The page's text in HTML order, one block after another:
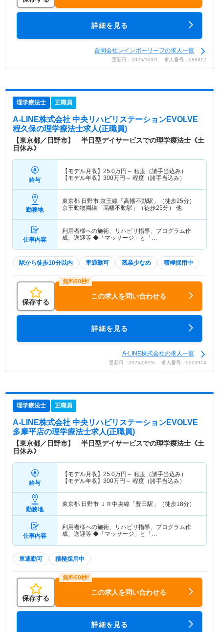
詳細を見る
合同会社レインボーリーフの求人一覧
更新日：2025/10/01 求人番号：588312
理学療法士 正職員
A-LINE株式会社 中央リハビリステーションEVOLVE
程久保の理学療法士求人(正職員)
【東京都／日野市】 半日型デイサービスでの理学療法士《土
日休み》
給与
【モデル月収】 25.0万円～ 程度（諸手当込み）
【モデル年収】 300万円～ 程度（諸手当込み）
勤務地
東京都 日野市 京王線「高幡不動駅」（徒歩25分）
京王動物園線「高幡不動駅」（徒歩25分） 他
仕事内容
利用者様への施術、リハビリ指導、プログラム作
成、送迎等 ◆「マッサージ」と「…
駅から徒歩10分以内 車通勤可 残業少なめ 積極採用中
保存する
この求人を問い合わせる
詳細を見る
A-LINE株式会社の求人一覧
更新日：2025/08/26 求人番号：9023914
理学療法士 正職員
A-LINE株式会社 中央リハビリステーションEVOLVE
多摩平店の理学療法士求人(正職員)
【東京都／日野市】 半日型デイサービスでの理学療法士《土
日休み》
給与
【モデル月収】 25.0万円～ 程度（諸手当込み）
【モデル年収】 300万円～ 程度（諸手当込み）
勤務地
東京都 日野市 ＪＲ中央線「豊田駅」（徒歩18分）
仕事内容
利用者様への施術、リハビリ指導、プログラム作
成、送迎等 ◆「マッサージ」と「…
車通勤可 積極採用中
保存する
この求人を問い合わせる
詳細を見る